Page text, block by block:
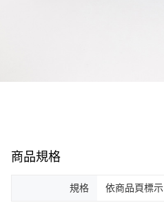
商品規格
規格 依商品頁標示